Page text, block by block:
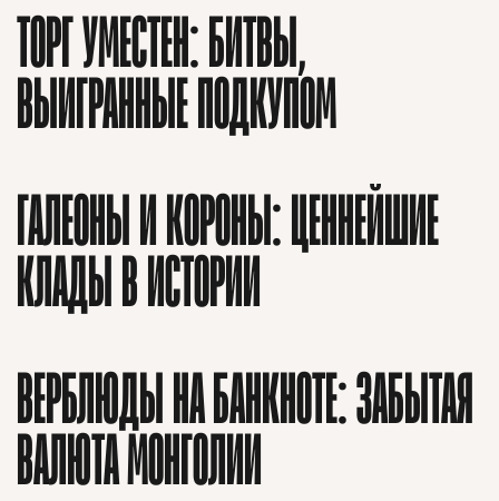
ТОРГ УМЕСТЕН: БИТВЫ,
ВЫИГРАННЫЕ ПОДКУПОМ
ГАЛЕОНЫ И КОРОНЫ: ЦЕННЕЙШИЕ
КЛАДЫ В ИСТОРИИ
ВЕРБЛЮДЫ НА БАНКНОТЕ: ЗАБЫТАЯ
ВАЛЮТА МОНГОЛИИ